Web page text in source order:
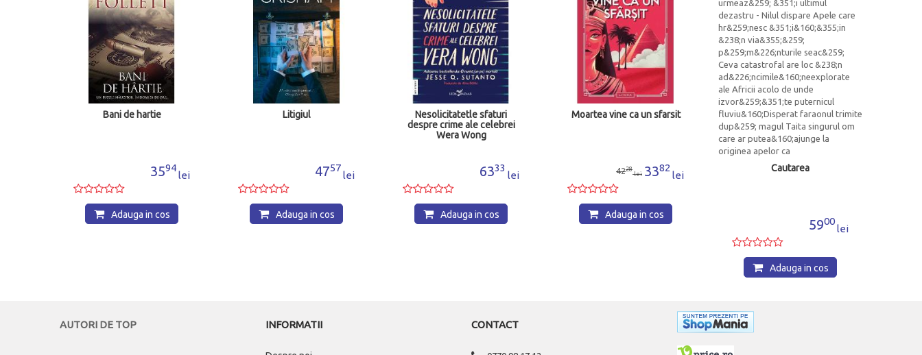
Bani de hartie
3594
lei
Adauga in cos
Litigiul
4757
lei
Adauga in cos
Nesolicitatetle sfaturi
despre crime ale celebrei
Wera Wong
6333
lei
Adauga in cos
Moartea vine ca un sfarsit
4228
lei 3382
lei
Adauga in cos
Cautarea
5900
lei
Adauga in cos
AUTORI DE TOP INFORMATII CONTACT